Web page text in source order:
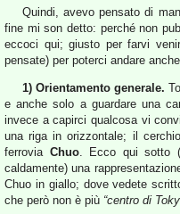
Quindi, avevo pensato di
fine mi son detto: perché non
eccoci qui; giusto per farvi
pensate) per poterci andare
1) Orientamento generale.
e anche solo a guardare una
invece a capirci qualcosa vi
una riga in orizzontale; il
ferrovia Chuo. Ecco qui sotto
caldamente) una
Chuo in giallo; dove vedete
che però non è più “centro di